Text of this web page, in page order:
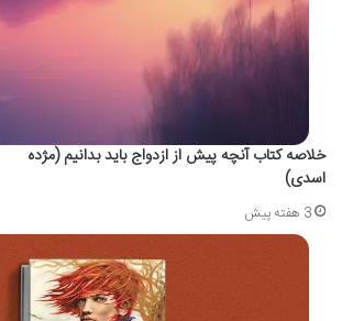
خلاصه کتاب آنچه پیش از ازدواج باید بدانیم (مژده
اسدی)
3 هفته پیش